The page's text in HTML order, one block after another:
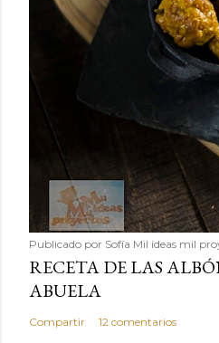
Publicado por Sofía Mil ideas mil
RECETA DE LAS
ABUELA
Compartir 12 comentarios